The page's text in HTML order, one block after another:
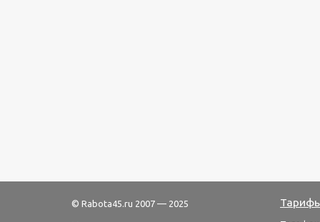
© Rabota45.ru 2007 — 2025